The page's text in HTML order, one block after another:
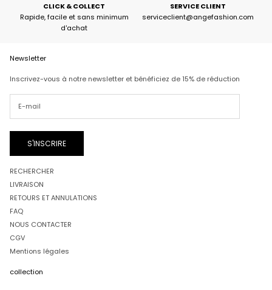
CLICK & COLLECT
Rapide, facile et sans minimum
d'achat
SERVICE CLIENT
serviceclient@angefashion.com
Newsletter
Inscrivez-vous à notre newsletter et bénéficiez de 15% de réduction
S'INSCRIRE
RECHERCHER
LIVRAISON
RETOURS ET ANNULATIONS
FAQ
NOUS CONTACTER
CGV
Mentions légales
collection